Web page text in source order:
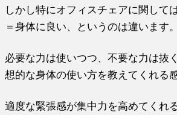
しかし特にオフィスチェアに関して
＝身体に良い、というのは違います。
必要な力は使いつつ、不要な力は抜
想的な身体の使い方を教えてくれる感
適度な緊張感が集中力を高めてくれ